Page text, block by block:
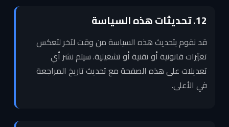
12. تحديثات هذه السياسة
قد نقوم بتحديث هذه السياسة من وقت لآخر لتعكس
تغيّرات قانونية أو تقنية أو تشغيلية. سيتم نشر أي
تعديلات على هذه الصفحة مع تحديث تاريخ المراجعة
في الأعلى.